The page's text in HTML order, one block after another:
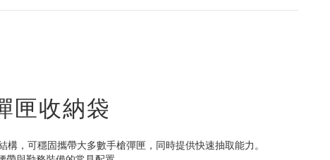
收納袋
可穩固攜帶大多數手槍彈匣，同時提供快速抽取能力。